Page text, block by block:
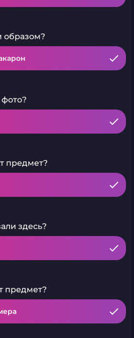
образом?
предмет?
здесь?
предмет?